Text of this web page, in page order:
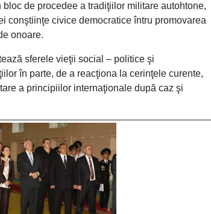
de procedee a tradiţiilor militare autohtone,
conştiinţe civice democratice întru promovarea
onoare.
sferele vieţii social – politice şi
în parte, de a reacţiona la cerinţele curente,
a principiilor internaţionale după caz şi